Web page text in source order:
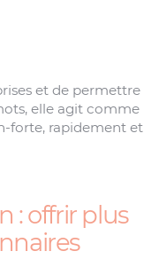
et de permettre
elle agit comme
forte, rapidement et
: offrir plus